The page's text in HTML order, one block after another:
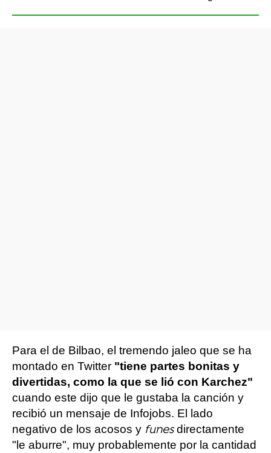
Para el de Bilbao, el tremendo jaleo que se ha
montado en Twitter "tiene partes bonitas y
divertidas, como la que se lió con Karchez"
cuando este dijo que le gustaba la canción y
recibió un mensaje de Infojobs. El lado
negativo de los acosos y funesdirectamente
"le aburre", muy probablemente por la cantidad